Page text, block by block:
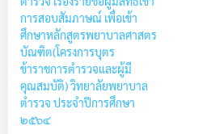
การสอบสัมภาษณ์ เพื่อเข้า
ศึกษาหลักสูตรพยาบาลศาสตร
บัณฑิต(โครงการบุตร
ข้าราชการตำรวจและผู้มี
คุณสมบัติ) วิทยาลัยพยาบาล
ตำรวจ ประจำปีการศึกษา
๒๕๖๔